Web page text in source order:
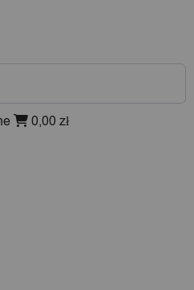
0,00 zł